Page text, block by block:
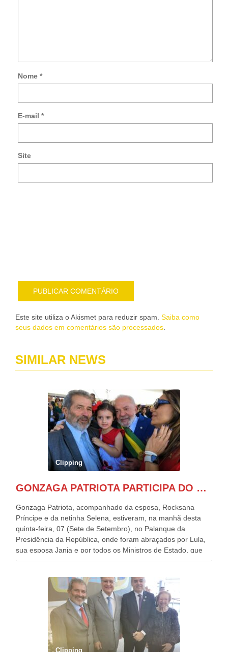
Nome *
E-mail *
Site
Este site utiliza o Akismet para reduzir spam. Saiba como
seus dados em comentários são processados
SIMILAR NEWS
Clipping
GONZAGA PATRIOTA PARTICIPA DO DESFILE DA INDEPENDÊNCIA NO PALANQUE DA PRESIDÊNCIA DA REPÚBLICA E É ABRAÇADO POR LULA E POR GERALDO ALCKMIN.
Gonzaga Patriota, acompanhado da esposa, Rocksana
Príncipe e da netinha Selena, estiveram, na manhã desta
quinta-feira, 07 (Sete de Setembro), no Palanque da
Presidência da República, onde foram abraçados por Lula,
sua esposa Janja e por todos os Ministros de Estado, que
estavam presentes, nos Desfiles da Independência da
outros desfiles, na Esplanada dos Ministérios, disse ter sido
o deste ano, o maior e o mais organizado de todos. “Há
quatro décadas, como Patriota até no nome, participo
anualmente dos desfiles de Sete de Setembro, na
Esplanada dos Ministérios, em Brasília. Este ano, o governo
preparou espaços com cadeiras e coberturas, para 30.000
pessoas, só que o número de Patriotas Brasileiros
Clipping